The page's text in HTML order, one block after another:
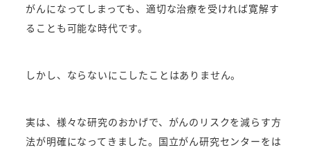
がんになってしまっても、適切な治療を受ければ寛解す
ることも可能な時代です。
しかし、ならないにこしたことはありません。
実は、様々な研究のおかげで、がんのリスクを減らす方
法が明確になってきました。 国立がん研究センターをは